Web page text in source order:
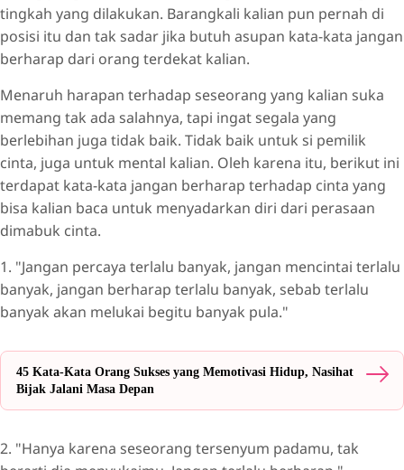
tingkah yang dilakukan. Barangkali kalian pun pernah di
posisi itu dan tak sadar jika butuh asupan kata-kata jangan
berharap dari orang terdekat kalian.
Menaruh harapan terhadap seseorang yang kalian suka
memang tak ada salahnya, tapi ingat segala yang
berlebihan juga tidak baik. Tidak baik untuk si pemilik
cinta, juga untuk mental kalian. Oleh karena itu, berikut ini
terdapat kata-kata jangan berharap terhadap cinta yang
bisa kalian baca untuk menyadarkan diri dari perasaan
dimabuk cinta.
1. "Jangan percaya terlalu banyak, jangan mencintai terlalu
banyak, jangan berharap terlalu banyak, sebab terlalu
banyak akan melukai begitu banyak pula."
45 Kata-Kata Orang Sukses yang Memotivasi Hidup, Nasihat
Bijak Jalani Masa Depan
2. "Hanya karena seseorang tersenyum padamu, tak